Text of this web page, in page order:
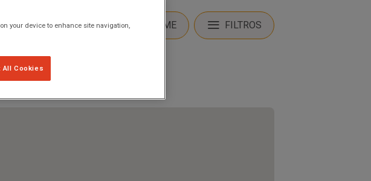
LOCALIZARME FILTROS
your device to enhance site navigation,
All Cookies